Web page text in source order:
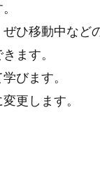
ひ移動中など
ます。
びます。
更します。